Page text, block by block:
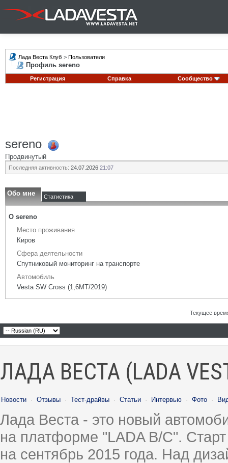
Лада Веста Клуб > Пользователи
Профиль sereno
Регистрация Справка Сообщество
sereno
Продвинутый
Последняя активность: 24.07.2026 21:07
Обо мне Статистика
О sereno
Место проживания
Киров
Сфера деятельности
Спутниковый мониторинг на транспорте
Автомобиль
Vesta SW Cross (1,6МТ/2019)
Текущее
ЛАДА ВЕСТА (LADA
Новости · Отзывы · Тест-драйвы · Статьи · Интервью · Фото ·
Лада Веста - это новый
на платформе "LADA B/C".
на сентябрь 2015 года. Над